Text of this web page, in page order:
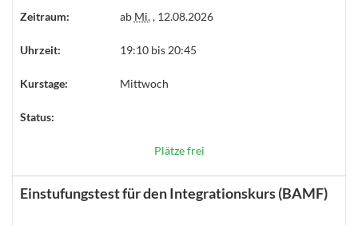
Zeitraum: ab Mi., 12.08.2026
Uhrzeit: 19:10 bis 20:45
Kurstage: Mittwoch
Status:
Plätze frei
Einstufungstest für den Integrationskurs (BAMF)